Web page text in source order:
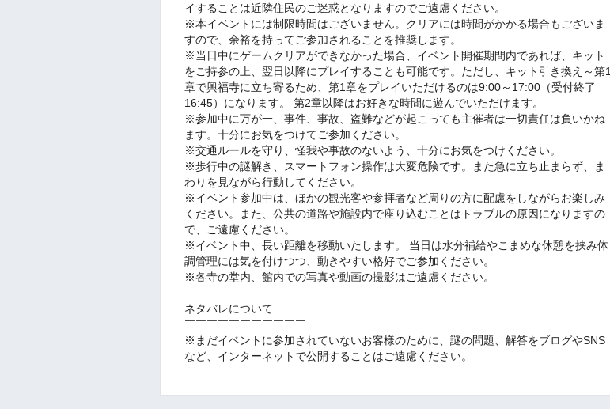
イすることは近隣住民のご迷惑となりますのでご遠慮ください。
※本イベントには制限時間はございません。クリアには時間がかかる場合もございま
すので、余裕を持ってご参加されることを推奨します。
※当日中にゲームクリアができなかった場合、イベント開催期間内であれば、キット
をご持参の上、翌日以降にプレイすることも可能です。ただし、キット引き換え～第1
章で興福寺に立ち寄るため、第1章をプレイいただけるのは9:00～17:00（受付終了
16:45）になります。 第2章以降はお好きな時間に遊んでいただけます。
※参加中に万が一、事件、事故、盗難などが起こっても主催者は一切責任は負いかね
ます。十分にお気をつけてご参加ください。
※交通ルールを守り、怪我や事故のないよう、十分にお気をつけください。
※歩行中の謎解き、スマートフォン操作は大変危険です。また急に立ち止まらず、ま
わりを見ながら行動してください。
※イベント参加中は、ほかの観光客や参拝者など周りの方に配慮をしながらお楽しみ
ください。また、公共の道路や施設内で座り込むことはトラブルの原因になりますの
で、ご遠慮ください。
※イベント中、長い距離を移動いたします。 当日は水分補給やこまめな休憩を挟み体
調管理には気を付けつつ、動きやすい格好でご参加ください。
※各寺の堂内、館内での写真や動画の撮影はご遠慮ください。
ネタバレについて
￣￣￣￣￣￣￣￣￣￣￣
※まだイベントに参加されていないお客様のために、謎の問題、解答をブログやSNS
など、インターネットで公開することはご遠慮ください。